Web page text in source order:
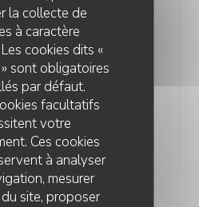
la collecte de
à caractère
cookies dits «
sont obligatoires
par défaut.
facultatifs
votre
Ces cookies
à analyser
mesurer
site, proposer
Melba
EUR
framboise
de la maison Louis Roque
EUR
Service Compris